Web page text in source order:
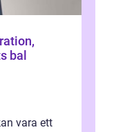
bal
vara ett